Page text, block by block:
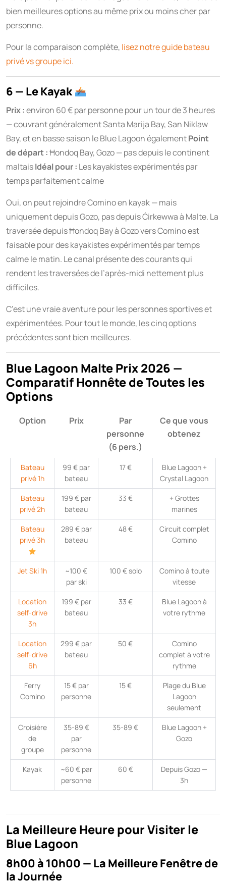
bien meilleures options au même prix ou moins cher par
personne.
Pour la comparaison complète, lisez notre guide bateau
privé vs groupe ici.
6 — Le Kayak
Prix :environ 60 € par personne pour un tour de 3 heures
— couvrant généralement Santa Marija Bay, San Niklaw
Bay, et en basse saison le Blue Lagoon égalementPoint
de départ :Ħondoq Bay, Gozo — pas depuis le continent
maltaisIdéal pour : Les kayakistes expérimentés par
temps parfaitement calme
Oui, on peut rejoindre Comino en kayak — mais
uniquement depuis Gozo, pas depuis Ċirkewwa à Malte. La
traversée depuis Ħondoq Bay à Gozo vers Comino est
faisable pour des kayakistes expérimentés par temps
calme le matin. Le canal présente des courants qui
rendent les traversées de l’après-midi nettement plus
difficiles.
C’est une vraie aventure pour les personnes sportives et
expérimentées. Pour tout le monde, les cinq options
précédentes sont bien meilleures.
Blue Lagoon Malte Prix 2026 —
Comparatif Honnête de Toutes les
Options
Option Prix
Par
personne
(6 pers.)
Ce que vous
obtenez
Bateau
privé 1h
99 € par
bateau
17 €
Blue Lagoon +
Crystal Lagoon
Bateau
privé 2h
199 € par
bateau
33 €
+ Grottes
marines
Bateau
privé 3h
289 € par
bateau
48 €
Circuit complet
Comino
Jet Ski 1h
~100 €
par ski
100 € solo
Comino à toute
vitesse
Location
self-drive
3h
199 € par
bateau
33 €
Blue Lagoon à
votre rythme
Location
self-drive
6h
299 € par
bateau
50 €
Comino
complet à votre
rythme
Ferry
Comino
15 € par
personne
15 €
Plage du Blue
Lagoon
seulement
Croisière
de
groupe
35-89 €
par
personne
35-89 €
Blue Lagoon +
Gozo
Kayak
~60 € par
personne
60 €
Depuis Gozo —
3h
La Meilleure Heure pour Visiter le
Blue Lagoon
8h00 à 10h00 — La Meilleure Fenêtre de
la Journée